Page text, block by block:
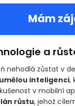
Mám
a
nehodlá zůstat v
inteligenci,
v mobilní
růstu, jehož